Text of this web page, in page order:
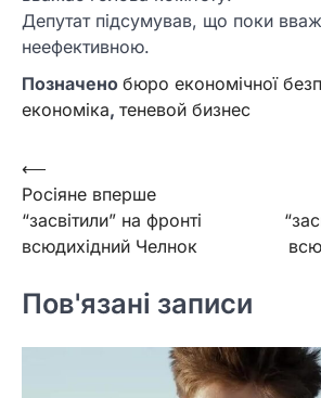
Депутат підсумував, що поки
неефективною.
Позначено бюро економічної
економіка, теневой бизнес
Навігація
записів
⟵
Росіяне вперше
“засвітили” на фронті
всюдихідний Челнок
Пов'язані записи